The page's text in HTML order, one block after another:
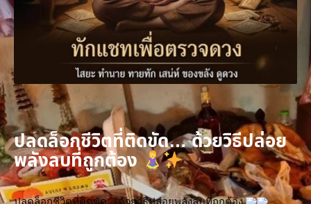
ปลดล็อกชีวิตที่ติดขัด… ด้วยวิธีปล่อย
พลังลบที่ถูกต้อง